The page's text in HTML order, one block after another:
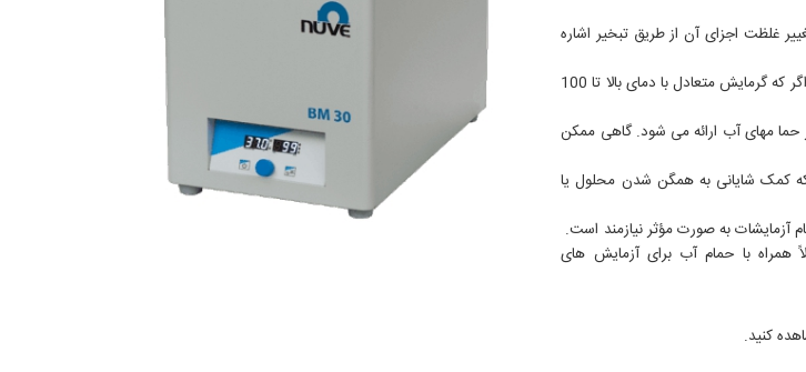
غلظت اجزای آن از طریق تبخیر اشاره
انواع مختلفی حمام های آب موجود است و انتخاب آنها بسته به نیازهای کاربردی خاص متفاوت است. اگر که گرمایش متعادل با دمای بالا تا 100
حما مهای آب ارائه می شود. گاهی ممکن
که کمک شایانی به همگن شدن محلول یا
آزمایشات به صورت مؤثر نیازمند است.
همراه با حمام آب برای آزمایش های
کنید.